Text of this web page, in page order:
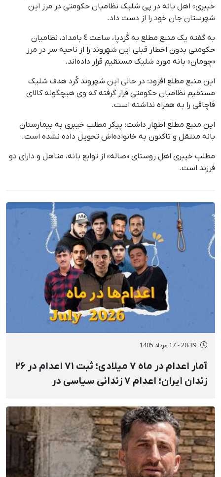
خیبری» اهل بانه در پی شلیک نظامیان حکومتی در مرز این
شهرستان جان خود را از دست داد.
به گفته یک منبع مطلع به کُردپا، ساعت ٤ بامداد، نظامیان
حکومتی بدون اخطار قبلی این شهروند را از ناحیه سر در مرز
«چومان» بانه مورد شلیک مستقیم قرار داده‌اند.
این منبع مطلع افزود: در حالی این شهروند کُرد هدف شلیک
مستقیم نظامیان حکومتی قرار گرفته که وی هیچگونه کالای
قاچاقی را به همراه نداشته است.
این منبع مطلع اظهار داشت: پیکر مطلب خیبری به بیمارستان
بانه منتقل و تاکنون به خانواده‌اش تحویل داده نشده است.
مطلب خیبری اهل روستای «صاله» از توابع بانه، متاهل و دارای دو
فرزند است.
20:39 - 17 مرداد 1405
آمار اعدام در ماه ۷ میلادی؛ ثبت ۷۱ اعدام در ۲۶
زندان ایران؛ اعدام ۷ زندانی سیاسی در